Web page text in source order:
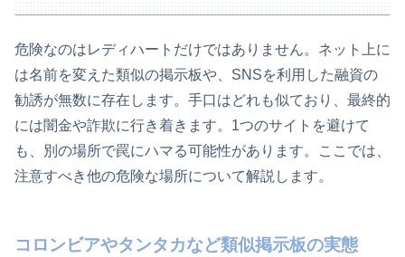
危険なのはレディハートだけではありません。ネット上に
は名前を変えた類似の掲示板や、SNSを利用した融資の
勧誘が無数に存在します。手口はどれも似ており、最終的
には闇金や詐欺に行き着きます。1つのサイトを避けて
も、別の場所で罠にハマる可能性があります。ここでは、
注意すべき他の危険な場所について解説します。
コロンビアやタンタカなど類似掲示板の実態